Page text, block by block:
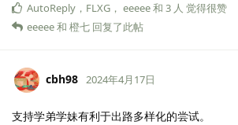
AutoReply ， FLXG ， eeeee和 3 人 觉得很赞
eeeee和 橙七 回复了此帖
cbh98 2024年4月17日
支持学弟学妹有利于出路多样化的尝试。